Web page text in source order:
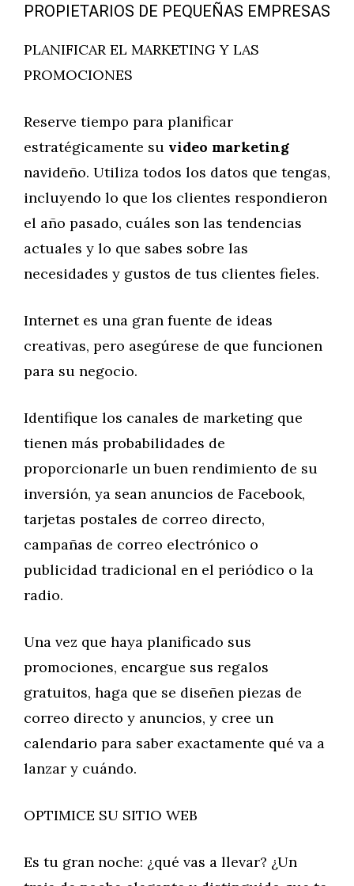
PROPIETARIOS DE PEQUEÑAS EMPRESAS
PLANIFICAR EL MARKETING Y LAS
PROMOCIONES
Reserve tiempo para planificar
estratégicamente su video marketing
navideño. Utiliza todos los datos que tengas,
incluyendo lo que los clientes respondieron
el año pasado, cuáles son las tendencias
actuales y lo que sabes sobre las
necesidades y gustos de tus clientes fieles.
Internet es una gran fuente de ideas
creativas, pero asegúrese de que funcionen
para su negocio.
Identifique los canales de marketing que
tienen más probabilidades de
proporcionarle un buen rendimiento de su
inversión, ya sean anuncios de Facebook,
tarjetas postales de correo directo,
campañas de correo electrónico o
publicidad tradicional en el periódico o la
radio.
Una vez que haya planificado sus
promociones, encargue sus regalos
gratuitos, haga que se diseñen piezas de
correo directo y anuncios, y cree un
calendario para saber exactamente qué va a
lanzar y cuándo.
OPTIMICE SU SITIO WEB
Es tu gran noche: ¿qué vas a llevar? ¿Un